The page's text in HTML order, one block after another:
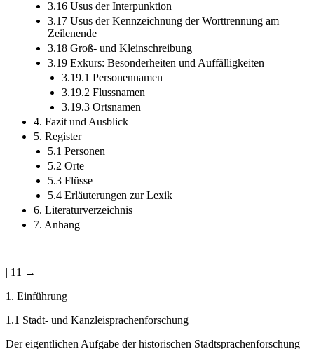
3.15 Verschriftung der Affrikate /pf/
3.16 Usus der Interpunktion
3.17 Usus der Kennzeichnung der Worttrennung am
Zeilenende
3.18 Groß- und Kleinschreibung
3.19 Exkurs: Besonderheiten und Auffälligkeiten
3.19.1 Personennamen
3.19.2 Flussnamen
3.19.3 Ortsnamen
4. Fazit und Ausblick
5. Register
5.1 Personen
5.2 Orte
5.3 Flüsse
5.4 Erläuterungen zur Lexik
6. Literaturverzeichnis